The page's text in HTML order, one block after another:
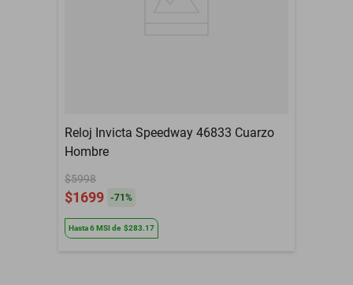
Si
Contenido del Empaque 1 Reloj
Garantía con Proveedor
Género
Reloj Invicta Speedway 46833 Cuarzo
Hombre
$5998
$1699 -71 %
Hasta6MSIde $283.17